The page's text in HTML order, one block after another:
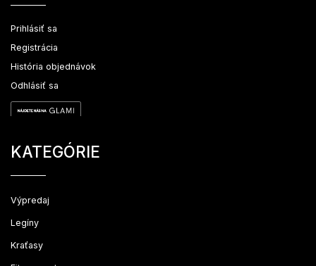
Prihlásiť sa
Registrácia
História objednávok
Odhlásiť sa
KATEGÓRIE
Výpredaj
Legíny
Kraťasy